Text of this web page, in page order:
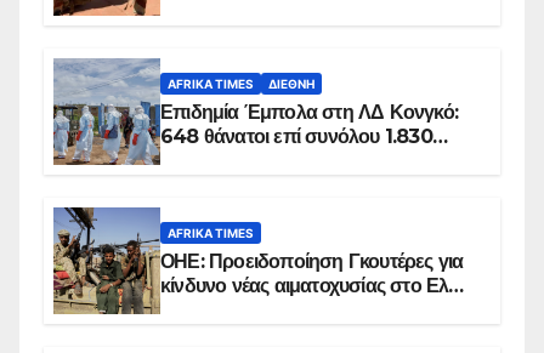
AFRIKA TIMES ΔΙΕΘΝΉ
Επιδημία Έμπολα στη ΛΔ Κονγκό:
648 θάνατοι επί συνόλου 1.830
AFRIKA TIMES
ΟΗΕ: Προειδοποίηση Γκουτέρες για
κίνδυνο νέας αιματοχυσίας στο Ελ